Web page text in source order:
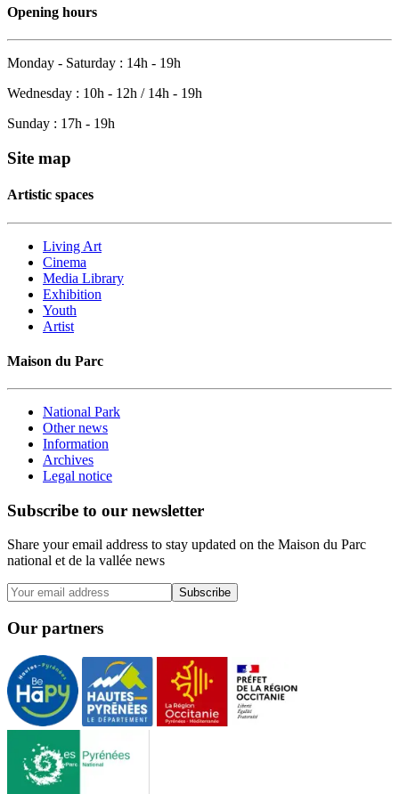
Opening hours
Monday - Saturday : 14h - 19h
Wednesday : 10h - 12h / 14h - 19h
Sunday : 17h - 19h
Site map
Artistic spaces
Living Art
Cinema
Media Library
Exhibition
Youth
Artist
Maison du Parc
National Park
Other news
Information
Archives
Legal notice
Subscribe to our newsletter
Share your email address to stay updated on the Maison du Parc
national et de la vallée news
Subscribe
Our partners